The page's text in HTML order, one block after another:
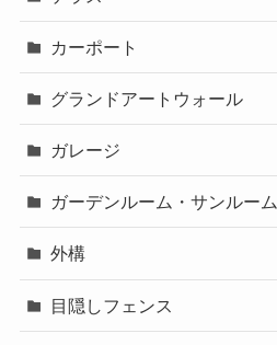
カーポート
グランドアートウォール
ガレージ
ガーデンルーム・サンルーム
外構
目隠しフェンス